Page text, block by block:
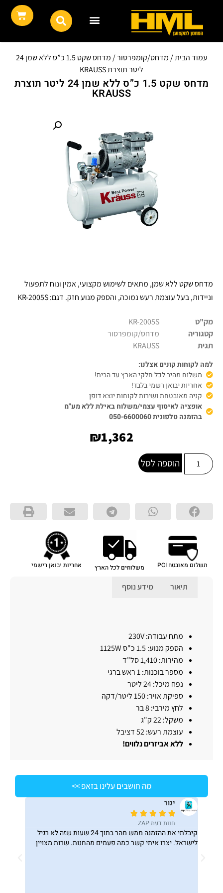
עמוד הבית/ מדחס/קומפרסור
/ מדחס שקט 1.5 כ”ס ללא שמן 24
ליטר תוצרת KRAUSS
מדחס שקט 1.5 כ”ס ללא שמן 24 ליטר תוצרת
KRAUSS
מדחס שקט ללא שמן, מתאים לשימוש מקצועי, אמין ונוח לתפעול
וניידות, בעל עוצמת רעש נמוכה, והספק מנוע חזק. דגם: KR-2005S
מק"ט
KR-2005S
קטגוריה
מדחס/קומפרסור
תגית
KRAUSS
למה לקוחות קונים אצלנו:
משלוח מהיר לכל חלקי הארץ עד הבית!
אחריות יבואן רשמי בלבד!
קניה מאובטחת ושירות לקוחות יוצא דופן
אופציה לאיסוף עצמי/משלוח באילת ללא מע"מ
בהזמנה טלפונית 050-6600060
₪1,362
הוספה לסל
תשלום מאובטח PCI משלוחים לכל הארץ אחריות יבואן רישמי
תיאור מידע נוסף
מתח עבודה: 230V
הספק מנוע: 1.5 כ"ס 1125W
מהירות: 1,410 סל"ד
מספר בוכנות: 1 ראש ברגי
נפח מיכל: 24 ליטר
ספיקת אויר: 150 ליטר/דקה
לחץ מירבי: 8 בר
משקל: 22 ק"ג
עוצמת רעש: 52 דציבל
ללא אביזרים נלווים!
מה חושבים עלינו בזאפ >>
קיבלתי את ההזמנה ממש מהר בתוך 24 שעות שזה לא רגיל
קשר כמה פעמים מהחנות. שרות מצויין
ברצוני לשבח את החנות ״המחסן
כמה שאלות, בחור בשם סריג הבטיח